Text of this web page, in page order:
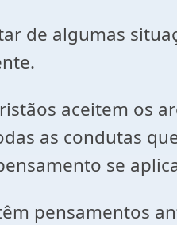
de algumas
aceitem os
as condutas
se
pensamentos